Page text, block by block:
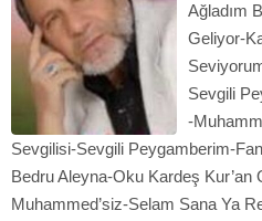
Ağladım
Geliyor-
Sevgili
-
Sevgilisi-Sevgili Peygamberim-
Bedru Aleyna-Oku Kardeş
Muhammed’siz-Selam Sana Ya